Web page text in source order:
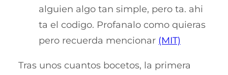
alguien algo tan simple, pero ta. ahi
ta el codigo. Profanalo como quieras
pero recuerda mencionar (MIT)
Tras unos cuantos bocetos, la primera